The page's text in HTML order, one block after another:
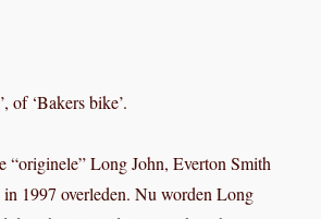
of ‘Bakers bike’.
“originele” Long John, Everton Smith
1997 overleden. Nu worden Long